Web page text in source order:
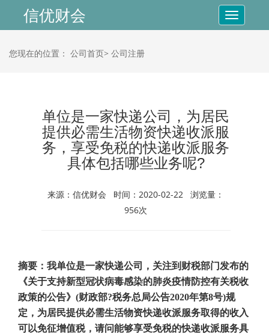
Toggle
信优财会
您现在的位置： 公司首页> 公司注册
单位是一家快递公司，为居民
提供必需生活物资快递收派服
务，享受免税的快递收派服务
具体包括哪些业务呢?
来源：信优财会 时间：2020-02-22 浏览量：
956次
摘要：我单位是一家快递公司，关注到财税部门发布的
《关于支持新型冠状病毒感染的肺炎疫情防控有关税收
政策的公告》 (财政部?税务总局公告2020年第8号)规
定，为居民提供必需生活物资快递收派服务取得的收入
可以免征增值税，请问能够享受免税的快递收派服务具